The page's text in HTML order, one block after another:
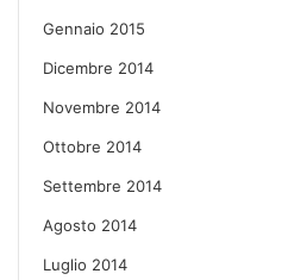
Gennaio 2015
Dicembre 2014
Novembre 2014
Ottobre 2014
Settembre 2014
Agosto 2014
Luglio 2014